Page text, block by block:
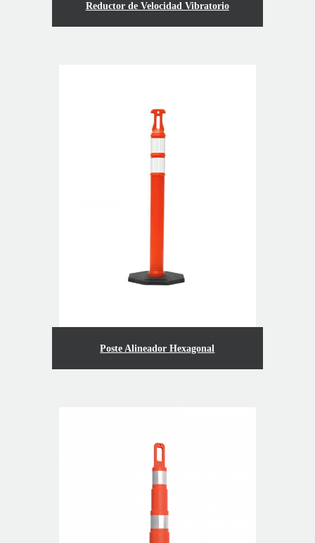
Reductor de Velocidad Vibratorio
Poste Alineador Hexagonal